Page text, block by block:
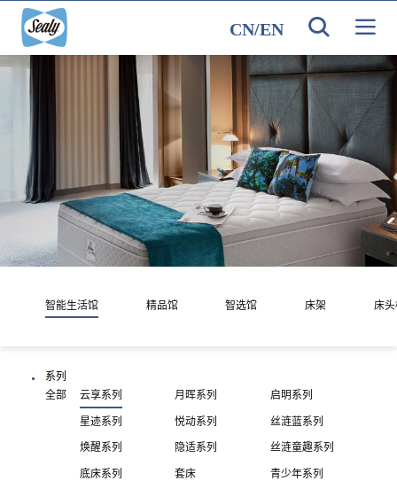
CN/EN
智能生活馆 精品馆 智选馆 床架 床头
系列
全部
云享系列 月晖系列 启明系列
星迹系列 悦动系列 丝涟蓝系列
焕醒系列 隐适系列 丝涟童趣系列
底床系列 套床
青少年系列